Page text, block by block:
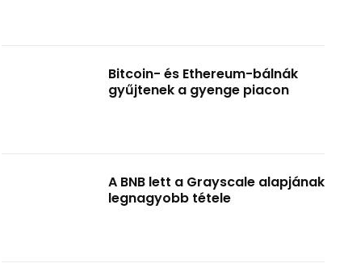
Bitcoin- és Ethereum-bálnák
gyűjtenek a gyenge piacon
A BNB lett a Grayscale alapjának
legnagyobb tétele